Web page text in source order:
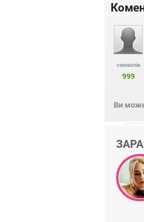
символів
999
Ви